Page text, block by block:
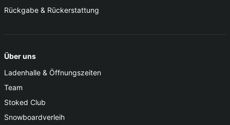
Rückgabe & Rückerstattung
Über uns
Ladenhalle & Öffnungszeiten
Team
Stoked Club
Snowboardverleih